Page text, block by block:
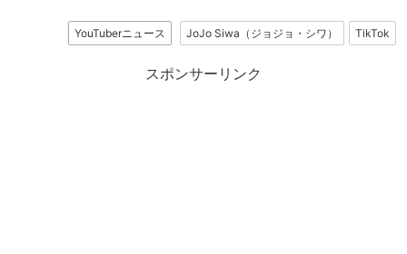
YouTuberニュース JoJo Siwa（ジョジョ・シワ） TikTok
スポンサーリンク